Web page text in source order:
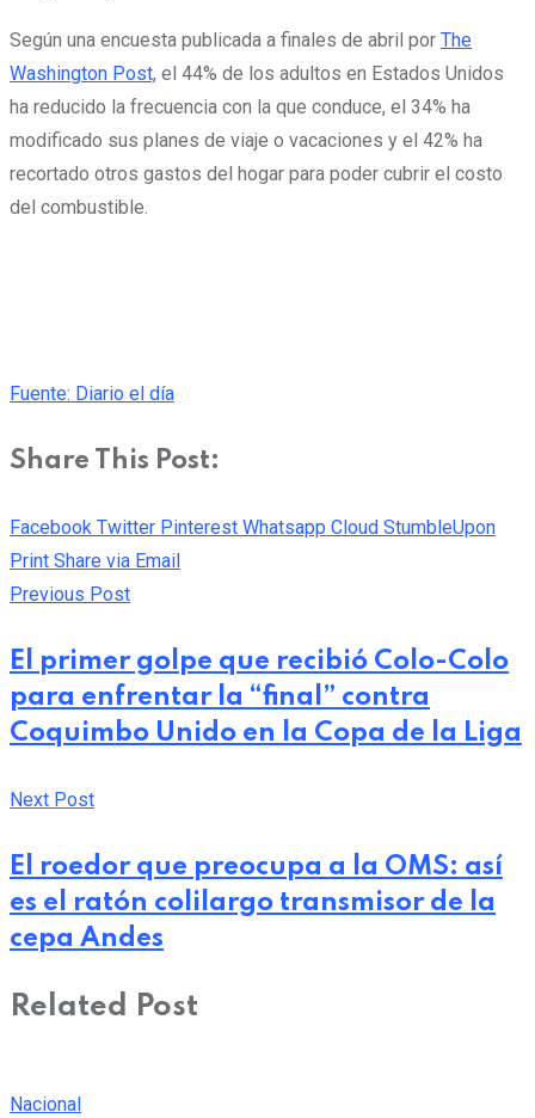
Según una encuesta publicada a finales de abril por The
Washington Post, el 44% de los adultos en Estados Unidos
ha reducido la frecuencia con la que conduce, el 34% ha
modificado sus planes de viaje o vacaciones y el 42% ha
recortado otros gastos del hogar para poder cubrir el costo
del combustible.
Fuente: Diario el día
Share This Post:
Facebook Twitter Pinterest Whatsapp Cloud StumbleUpon
Print Share via Email
Previous Post
El primer golpe que recibió Colo-Colo
para enfrentar la “final” contra
Coquimbo Unido en la Copa de la Liga
Next Post
El roedor que preocupa a la OMS: así
es el ratón colilargo transmisor de la
cepa Andes
Related Post
Nacional